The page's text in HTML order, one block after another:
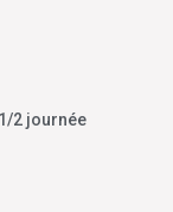
2 journée